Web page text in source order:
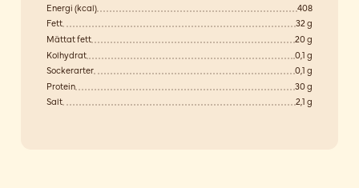
Energi (kcal)
408
Fett
32 g
Mättat fett
20 g
Kolhydrat
0,1 g
Sockerarter
0,1 g
Protein
30 g
Salt
2,1 g